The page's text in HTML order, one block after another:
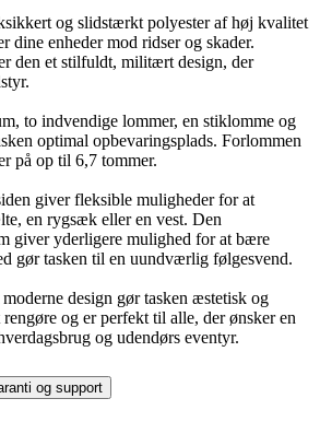
og slidstærkt polyester af høj kvalitet
dine enheder mod ridser og skader.
den et stilfuldt, militært design, der
to indvendige lommer, en stiklomme og
optimal opbevaringsplads. Forlommen
på op til 6,7 tommer.
giver fleksible muligheder for at
en rygsæk eller en vest. Den
giver yderligere mulighed for at bære
gør tasken til en uundværlig følgesvend.
design gør tasken æstetisk og
og er perfekt til alle, der ønsker en
og udendørs eventyr.
og support